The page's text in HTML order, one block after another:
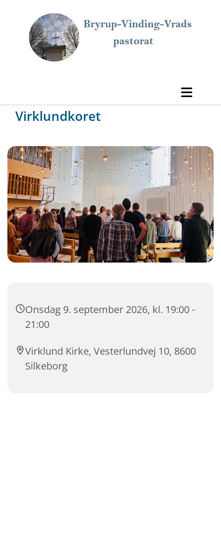
Virklundkoret
Onsdag 9. september 2026, kl. 19:00 -
21:00
Virklund Kirke, Vesterlundvej 10, 8600
Silkeborg